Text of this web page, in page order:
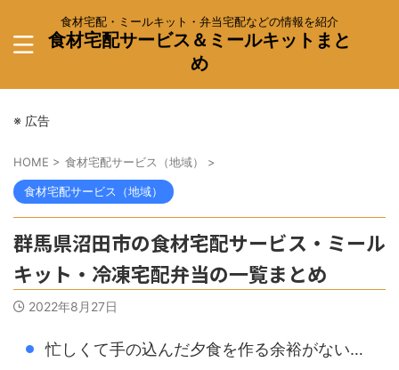
食材宅配・ミールキット・弁当宅配などの情報を紹介
食材宅配サービス＆ミールキットまと
め
※ 広告
HOME > 食材宅配サービス（地域） >
食材宅配サービス（地域）
群馬県沼田市の食材宅配サービス・ミール
キット・冷凍宅配弁当の一覧まとめ
2022年8月27日
忙しくて手の込んだ夕食を作る余裕がない…